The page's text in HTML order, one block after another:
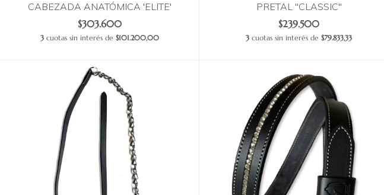
CABEZADA ANATÓMICA 'ELITE'
$303.600
3cuotas sin interés de $101.200,00
PRETAL "CLASSIC"
$239.500
3 cuotas sin interés de $79.833,33